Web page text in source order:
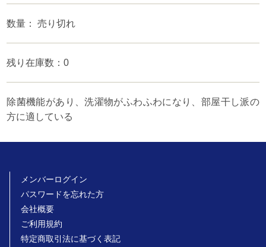
数量： 売り切れ
残り在庫数：0
除菌機能があり、洗濯物がふわふわになり、部屋干し派の
方に適している
メンバーログイン
パスワードを忘れた方
会社概要
ご利用規約
特定商取引法に基づく表記